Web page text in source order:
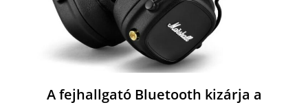
A fejhallgató Bluetooth kizárja a